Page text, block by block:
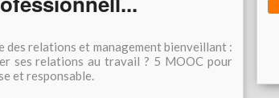
relations et management bienveillant :
ses relations au travail ? 5 MOOC pour
et responsable.